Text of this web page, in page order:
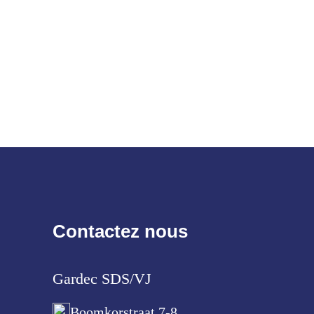
Contactez nous
Gardec SDS/VJ